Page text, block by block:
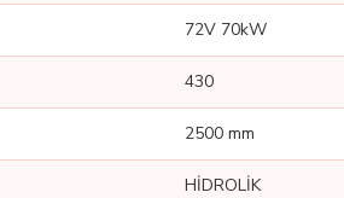
72V 70kW
430
2500 mm
HİDROLİK